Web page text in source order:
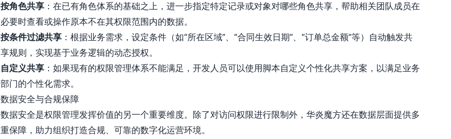
按角色共享 ：在已有角色体系的基础之上，进一步指定特定记录或对象对哪些角色共享，帮助相关团队成员在
必要时查看或操作原本不在其权限范围内的数据。
按条件过滤共享 ：根据业务需求，设定条件（如“所在区域”、“合同生效日期”、“订单总金额”等）自动触发共
享规则，实现基于业务逻辑的动态授权。
自定义共享 ：如果现有的权限管理体系不能满足，开发人员可以使用脚本自定义个性化共享方案，以满足业务
部门的个性化需求。
数据安全与合规保障
数据安全是权限管理发挥价值的另一个重要维度。除了对访问权限进行限制外，华炎魔方还在数据层面提供多
重保障，助力组织打造合规、可靠的数字化运营环境。